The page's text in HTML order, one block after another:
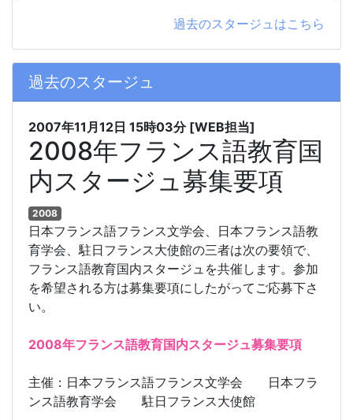
過去のスタージュはこちら
過去のスタージュ
2007年11月12日 15時03分 [WEB担当]
2008年フランス語教育国
内スタージュ募集要項
2008
日本フランス語フランス文学会、日本フランス語教
育学会、駐日フランス大使館の三者は次の要領で、
フランス語教育国内スタージュを共催します。参加
を希望される方は募集要項にしたがってご応募下さ
い。
2008年フランス語教育国内スタージュ募集要項
主催：日本フランス語フランス文学会 日本フラ
ンス語教育学会 駐日フランス大使館